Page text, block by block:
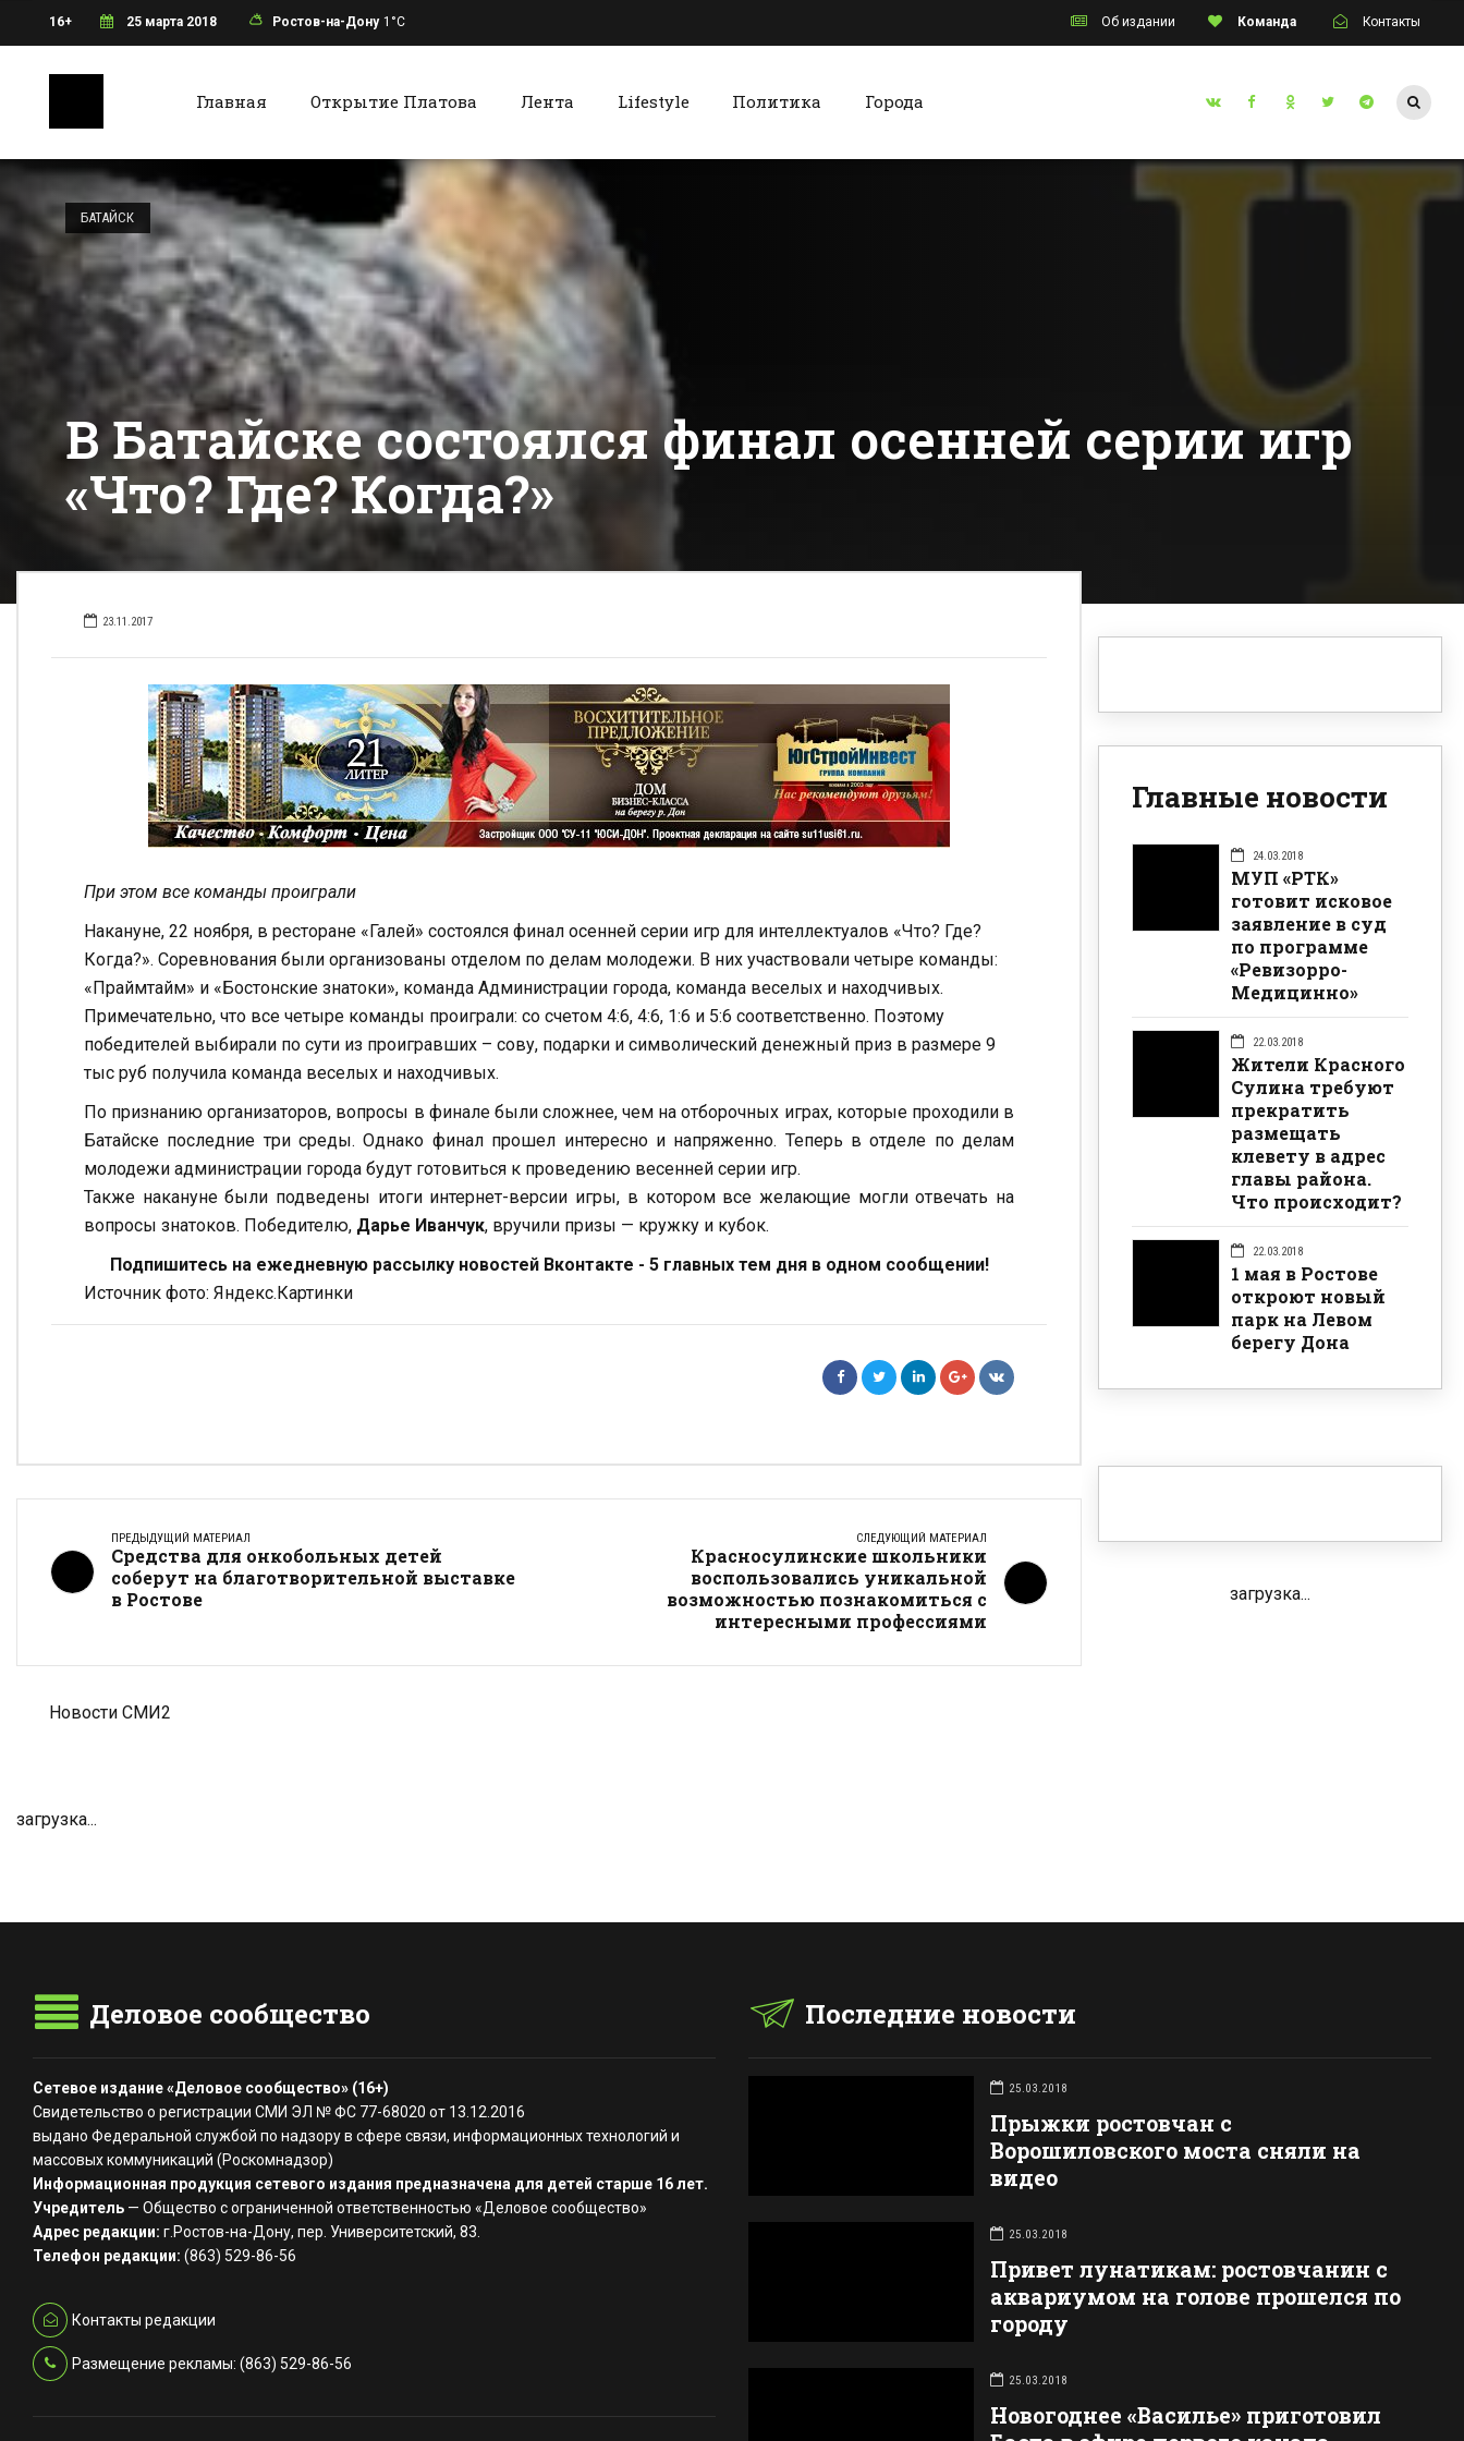
16+ 25 марта 2018 Ростов-на-Дону 1°C Об издании Команда Контакты
Главная Открытие Платова Лента Lifestyle Политика Города
Ростов-на-Дону
Прыжки
ростовчан с
Ворошиловского
моста сняли на
видео
Все новости Ростова-на-Дону
Батайск
Батайчане смогут
встретиться с
мэром
Все новости Батайска
Таганрог
Режим ЧС введут
БАТАЙСК
В Батайске состоялся финал осенней серии игр
«Что? Где? Когда?»
23.11.2017
При этом все команды проиграли
Накануне, 22 ноября, в ресторане «Галей» состоялся финал осенней серии игр для интеллектуалов «Что? Где?
Когда?». Соревнования были организованы отделом по делам молодежи. В них участвовали четыре команды:
«Праймтайм» и «Бостонские знатоки», команда Администрации города, команда веселых и находчивых.
Примечательно, что все четыре команды проиграли: со счетом 4:6, 4:6, 1:6 и 5:6 соответственно. Поэтому
победителей выбирали по сути из проигравших – сову, подарки и символический денежный приз в размере 9
тыс руб получила команда веселых и находчивых.
По признанию организаторов, вопросы в финале были сложнее, чем на отборочных играх, которые проходили в
Батайске последние три среды. Однако финал прошел интересно и напряженно. Теперь в отделе по делам
молодежи администрации города будут готовиться к проведению весенней серии игр.
Также накануне были подведены итоги интернет-версии игры, в котором все желающие могли отвечать на
вопросы знатоков. Победителю, Дарье Иванчук, вручили призы — кружку и кубок.
Подпишитесь на ежедневную рассылку новостей Вконтакте - 5 главных тем дня в одном сообщении!
Источник фото: Яндекс.Картинки
ПРЕДЫДУЩИЙ МАТЕРИАЛ
Средства для онкобольных детей
соберут на благотворительной выставке
в Ростове
СЛЕДУЮЩИЙ МАТЕРИАЛ
Красносулинские школьники
воспользовались уникальной
возможностью познакомиться с
интересными профессиями
Новости СМИ2
загрузка...
Главные новости
24.03.2018
МУП «РТК»
готовит исковое
заявление в суд
по программе
«Ревизорро-
Медицинно»
22.03.2018
Жители Красного
Сулина требуют
прекратить
размещать
клевету в адрес
главы района.
Что происходит?
22.03.2018
1 мая в Ростове
откроют новый
парк на Левом
берегу Дона
загрузка...
Деловое сообщество
Сетевое издание «Деловое сообщество» (16+)
Свидетельство о регистрации СМИ ЭЛ № ФС 77-68020 от 13.12.2016
выдано Федеральной службой по надзору в сфере связи, информационных технологий и
массовых коммуникаций (Роскомнадзор)
Информационная продукция сетевого издания предназначена для детей старше 16 лет.
Учредитель — Общество с ограниченной ответственностью «Деловое сообщество»
Адрес редакции: г.Ростов-на-Дону, пер. Университетский, 83.
Телефон редакции: (863) 529-86-56
Контакты редакции
Размещение рекламы: (863) 529-86-56
Последние новости
25.03.2018
Прыжки ростовчан с
Ворошиловского моста сняли на
видео
25.03.2018
Привет лунатикам: ростовчанин с
аквариумом на голове прошелся по
городу
25.03.2018
Новогоднее «Василье» приготовил